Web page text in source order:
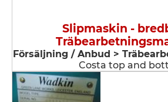
Slipmaskin -
Försäljning / Anbud >
Costa top and